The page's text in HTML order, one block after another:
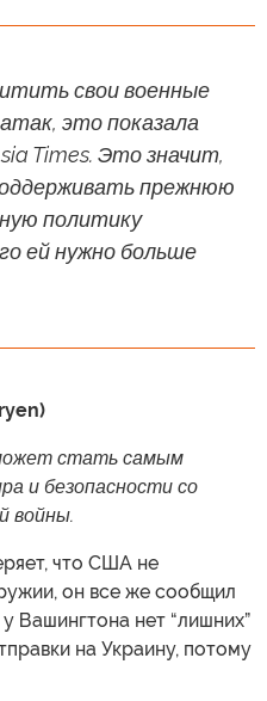
свои военные
это показала
Times. Это значит,
прежнюю
политику
ей нужно больше
стать самым
и безопасности со
войны.
что США не
он все же сообщил
Вашингтона нет “лишних”
на Украину, потому